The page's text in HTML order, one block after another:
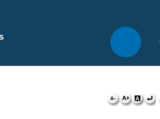
navigation optimale.